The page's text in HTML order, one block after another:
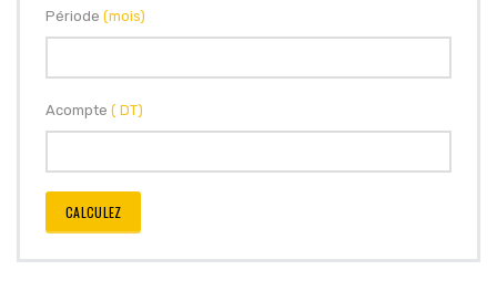
Période (mois)
Acompte ( DT)
CALCULEZ